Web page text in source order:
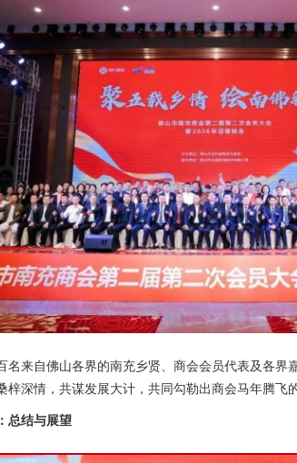
名来自佛山各界的南充乡贤、商会会员代表及各界
梓深情，共谋发展大计，共同勾勒出商会马年腾飞
总结与展望